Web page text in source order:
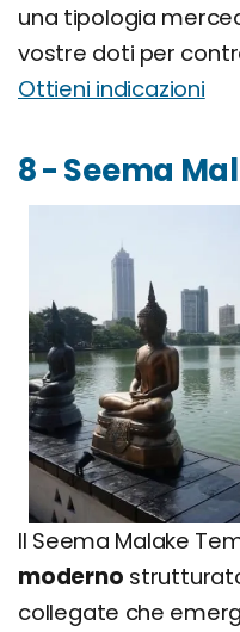
una tipologia
vostre doti per
Ottieni indicazioni
8 - Seema
Il Seema Malake
moderno
collegate che